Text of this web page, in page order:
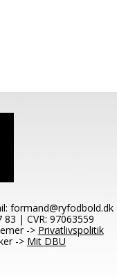
formand@ryfodbold.dk
| CVR: 97063559
-> Privatlivspolitik
-> Mit DBU